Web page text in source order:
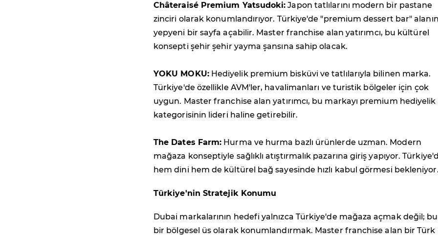
Châteraisé Premium Yatsudoki: Japon tatlılarını modern bir pastane
zinciri olarak konumlandırıyor. Türkiye'de "premium dessert bar"
yepyeni bir sayfa açabilir. Master franchise alan yatırımcı, bu kültürel
konsepti şehir şehir yayma şansına sahip olacak.
YOKU MOKU:Hediyelik premium bisküvi ve tatlılarıyla bilinen marka.
Türkiye'de özellikle AVM'ler, havalimanları ve turistik bölgeler için çok
uygun. Master franchise alan yatırımcı, bu markayı premium hediyelik
kategorisinin lideri haline getirebilir.
The Dates Farm: Hurma ve hurma bazlı ürünlerde uzman. Modern
mağaza konseptiyle sağlıklı atıştırmalık pazarına giriş yapıyor.
hem dini hem de kültürel bağ sayesinde hızlı kabul görmesi bekleniyor.
Türkiye'nin Stratejik Konumu
Dubai markalarının hedefi yalnızca Türkiye'de mağaza açmak değil;
bir bölgesel üs olarak konumlandırmak. Master franchise alan bir Türk